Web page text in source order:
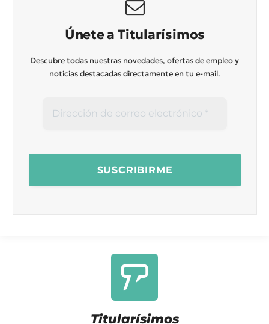
Únete a Titularísimos
Descubre todas nuestras novedades, ofertas de empleo y
noticias destacadas directamente en tu e-mail.
Titularísimos